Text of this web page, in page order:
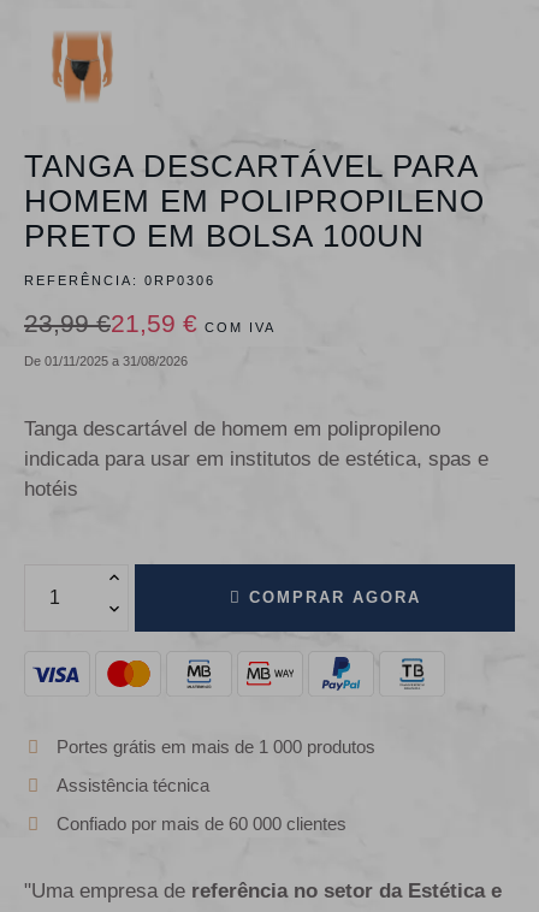
TANGA DESCARTÁVEL PARA
HOMEM EM POLIPROPILENO
PRETO EM BOLSA 100UN
REFERÊNCIA: 0RP0306
23,99 €21,59 € COM IVA
De 01/11/2025 a 31/08/2026
Tanga descartável de homem em polipropileno
indicada para usar em institutos de estética, spas e
hotéis
COMPRAR AGORA
Portes grátis em mais de 1 000 produtos
Assistência técnica
Confiado por mais de 60 000 clientes
"Uma empresa de referência no setor da Estética e